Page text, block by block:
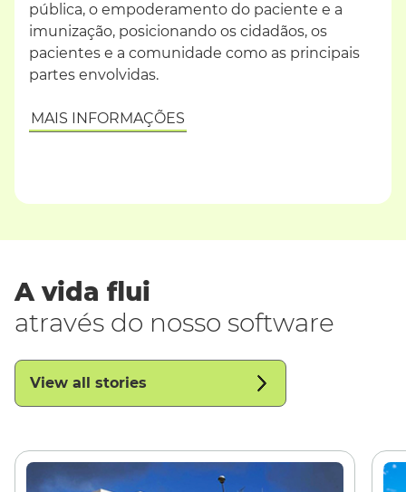
pública, o empoderamento do paciente e a
imunização, posicionando os cidadãos, os
pacientes e a comunidade como as principais
partes envolvidas.
MAIS INFORMAÇÕES
A vida flui
através do nosso software
View all stories